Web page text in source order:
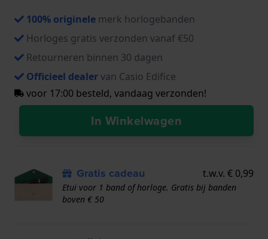
100% originele merk horlogebanden
Horloges gratis verzonden vanaf €50
Retourneren binnen 30 dagen
Officieel dealervan Casio Edifice
voor 17:00 besteld, vandaag verzonden!
In Winkelwagen
Gratis cadeau t.w.v. € 0,99
Etui voor 1 band of horloge. Gratis bij banden
boven € 50